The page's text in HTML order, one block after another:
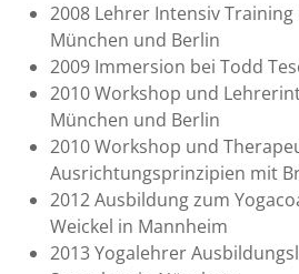
2008 Lehrer Intensiv Training
München und Berlin
2009 Immersion bei Todd
2010 Workshop und
München und Berlin
2010 Workshop und
Ausrichtungsprinzipien mit
2012 Ausbildung zum
Weickel in Mannheim
2013 Yogalehrer